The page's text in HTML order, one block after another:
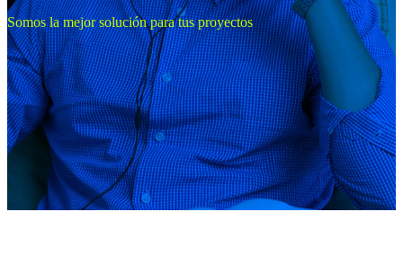
Somos la mejor solución para tus proyectos